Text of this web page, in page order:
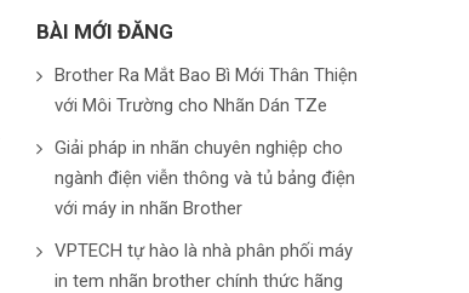
BÀI MỚI ĐĂNG
Brother Ra Mắt Bao Bì Mới Thân Thiện
với Môi Trường cho Nhãn Dán TZe
Giải pháp in nhãn chuyên nghiệp cho
ngành điện viễn thông và tủ bảng điện
với máy in nhãn Brother
VPTECH tự hào là nhà phân phối máy
in tem nhãn brother chính thức hãng